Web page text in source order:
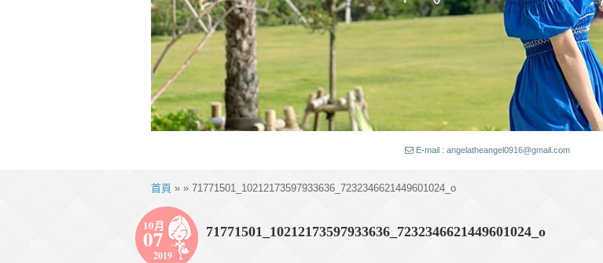
E-mail : angelatheangel0916@gmail.com
首頁 » » 71771501_10212173597933636_7232346621449601024_o
10月
07
2019
71771501_10212173597933636_7232346621449601024_o